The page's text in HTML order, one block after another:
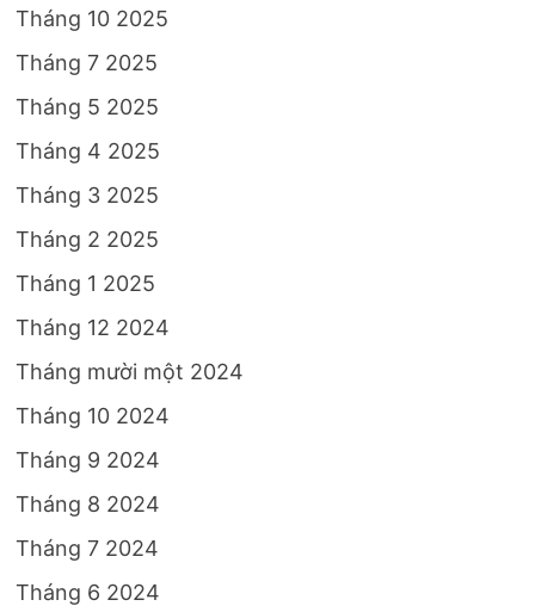
Tháng 10 2025
Tháng 7 2025
Tháng 5 2025
Tháng 4 2025
Tháng 3 2025
Tháng 2 2025
Tháng 1 2025
Tháng 12 2024
Tháng mười một 2024
Tháng 10 2024
Tháng 9 2024
Tháng 8 2024
Tháng 7 2024
Tháng 6 2024